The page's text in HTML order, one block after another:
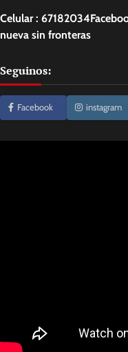
Celular :
nueva sin fronteras
Seguinos:
Facebook instagram